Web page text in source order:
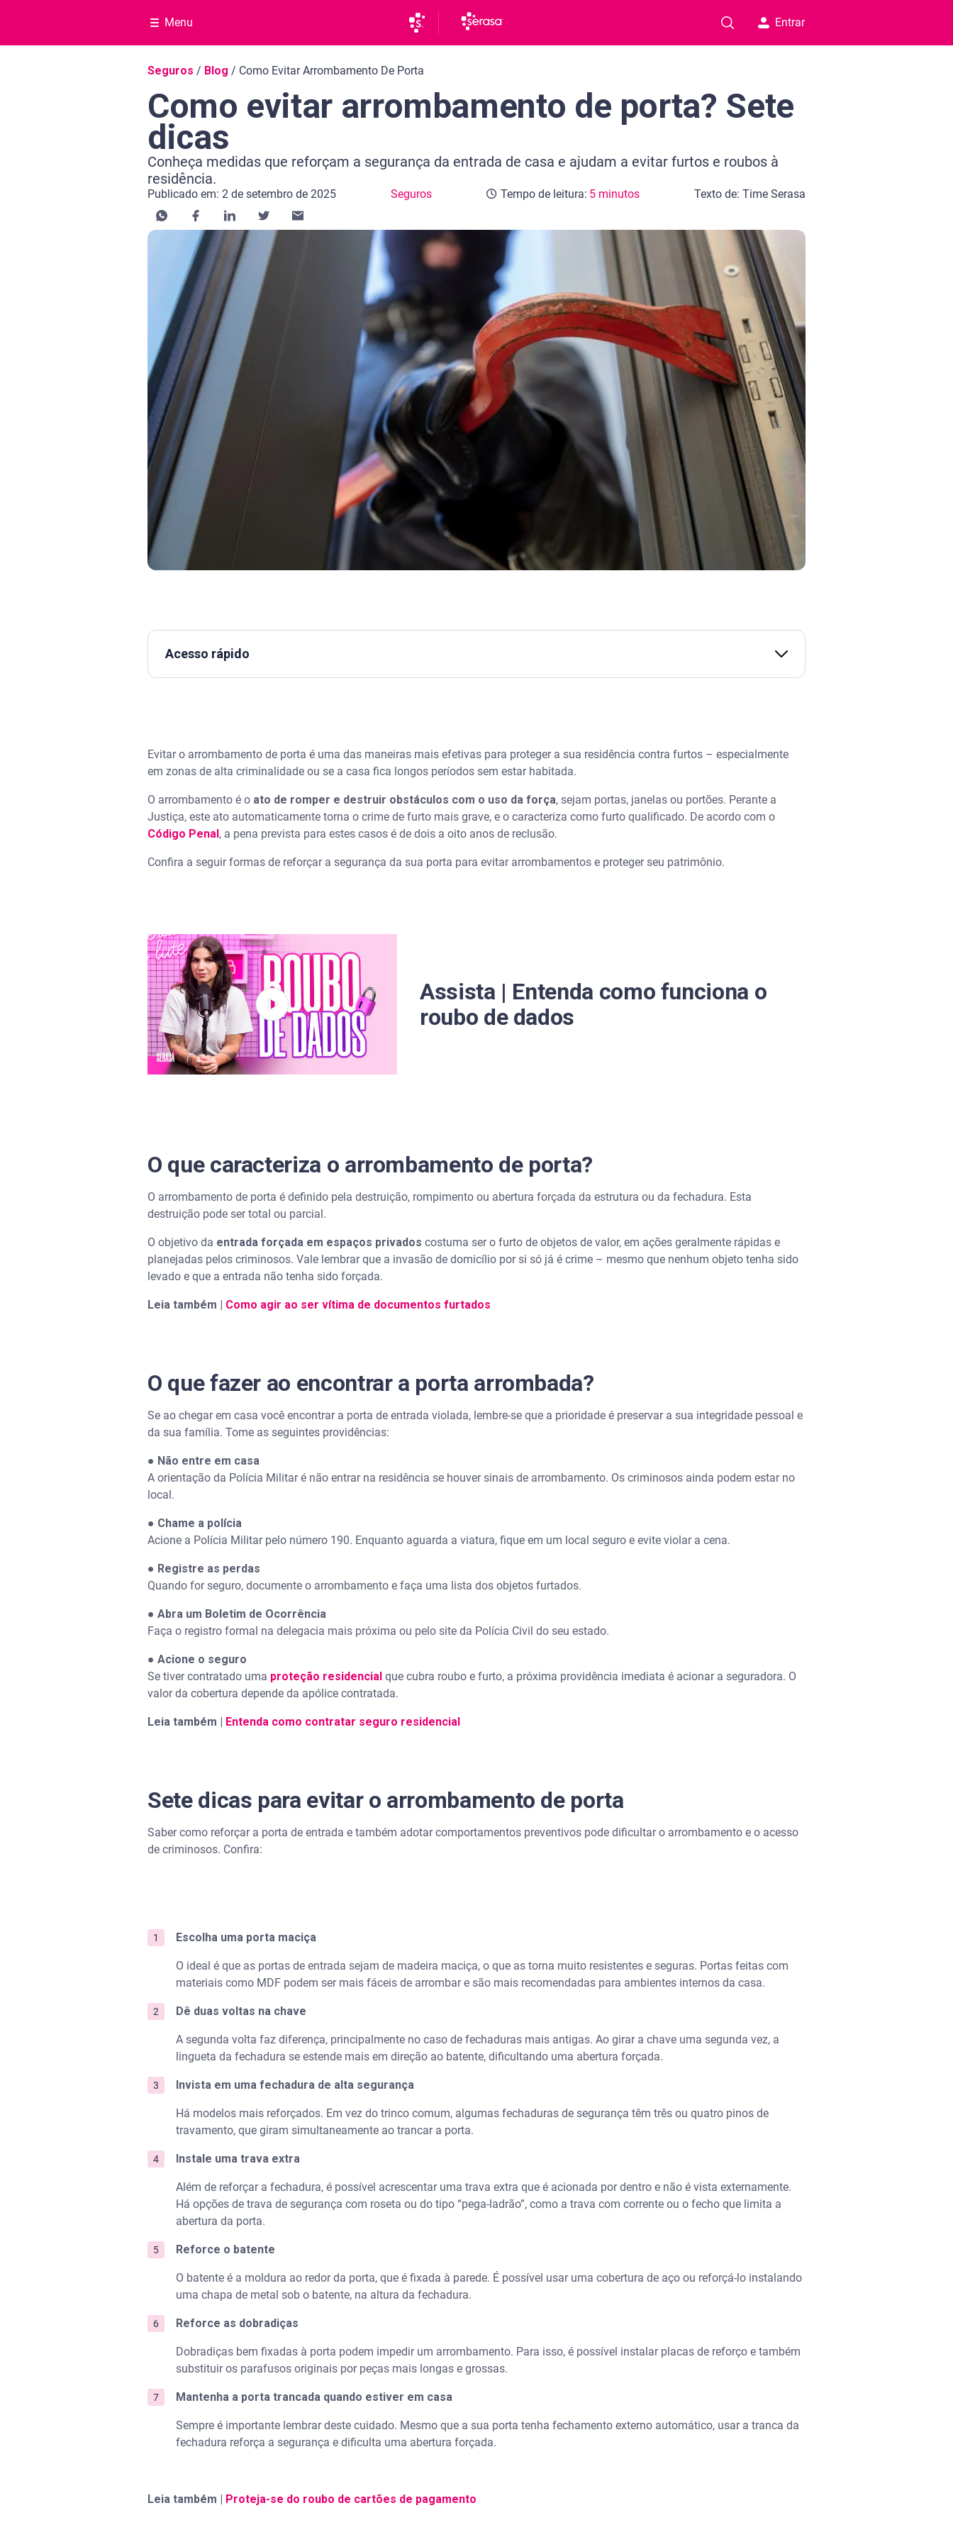
Menu Entrar
Navegação do blog
Seguros / Blog / Como Evitar Arrombamento De Porta
Como evitar arrombamento de porta? Sete
dicas
Conheça medidas que reforçam a segurança da entrada de casa e ajudam a evitar furtos e roubos à
residência.
Publicado em: 2 de setembro de 2025 Seguros
Categoria Seguros Tempo de leitura: 5 minutos
Tempo de leitura: 5 minutos Texto de: Time Serasa
Acesso rápido
O que fazer ao encontrar a porta arrombada?
Sete dicas para evitar o arrombamento de porta
Reforço para porta de madeira: quais as alternativas?
Problemas com a chave de casa? A assistência residencial oferecida pela Serasa te ajuda
Qual o tipo de chave mais seguro?
A porta que abre para fora é mais segura?
Como reforçar a segurança de uma porta de vidro?
Qual a porta mais segura do mundo?
Evitar o arrombamento de porta é uma das maneiras mais efetivas para proteger a sua residência contra furtos – especialmente
em zonas de alta criminalidade ou se a casa fica longos períodos sem estar habitada.
O arrombamento é o ato de romper e destruir obstáculos com o uso da força, sejam portas, janelas ou portões. Perante a
Justiça, este ato automaticamente torna o crime de furto mais grave, e o caracteriza como furto qualificado. De acordo com o
Código Penal, a pena prevista para estes casos é de dois a oito anos de reclusão.
Confira a seguir formas de reforçar a segurança da sua porta para evitar arrombamentos e proteger seu patrimônio.
Assista | Entenda como funciona o
roubo de dados
O que caracteriza o arrombamento de porta?
O arrombamento de porta é definido pela destruição, rompimento ou abertura forçada da estrutura ou da fechadura. Esta
destruição pode ser total ou parcial.
O objetivo da entrada forçada em espaços privados costuma ser o furto de objetos de valor, em ações geralmente rápidas e
planejadas pelos criminosos. Vale lembrar que a invasão de domicílio por si só já é crime – mesmo que nenhum objeto tenha sido
levado e que a entrada não tenha sido forçada.
Leia também | Como agir ao ser vítima de documentos furtados
O que fazer ao encontrar a porta arrombada?
Se ao chegar em casa você encontrar a porta de entrada violada, lembre-se que a prioridade é preservar a sua integridade pessoal e
da sua família. Tome as seguintes providências:
● Não entre em casa
A orientação da Polícia Militar é não entrar na residência se houver sinais de arrombamento. Os criminosos ainda podem estar no
local.
● Chame a polícia
Acione a Polícia Militar pelo número 190. Enquanto aguarda a viatura, fique em um local seguro e evite violar a cena.
● Registre as perdas
Quando for seguro, documente o arrombamento e faça uma lista dos objetos furtados.
● Abra um Boletim de Ocorrência
Faça o registro formal na delegacia mais próxima ou pelo site da Polícia Civil do seu estado.
● Acione o seguro
Se tiver contratado uma proteção residencial que cubra roubo e furto, a próxima providência imediata é acionar a seguradora. O
valor da cobertura depende da apólice contratada.
Leia também | Entenda como contratar seguro residencial
Sete dicas para evitar o arrombamento de porta
Saber como reforçar a porta de entrada e também adotar comportamentos preventivos pode dificultar o arrombamento e o acesso
de criminosos. Confira:
Escolha uma porta maciça
O ideal é que as portas de entrada sejam de madeira maciça, o que as torna muito resistentes e seguras. Portas feitas com
materiais como MDF podem ser mais fáceis de arrombar e são mais recomendadas para ambientes internos da casa.
Dê duas voltas na chave
A segunda volta faz diferença, principalmente no caso de fechaduras mais antigas. Ao girar a chave uma segunda vez, a
lingueta da fechadura se estende mais em direção ao batente, dificultando uma abertura forçada.
Invista em uma fechadura de alta segurança
Há modelos mais reforçados. Em vez do trinco comum, algumas fechaduras de segurança têm três ou quatro pinos de
travamento, que giram simultaneamente ao trancar a porta.
Instale uma trava extra
Além de reforçar a fechadura, é possível acrescentar uma trava extra que é acionada por dentro e não é vista externamente.
Há opções de trava de segurança com roseta ou do tipo “pega-ladrão”, como a trava com corrente ou o fecho que limita a
abertura da porta.
Reforce o batente
O batente é a moldura ao redor da porta, que é fixada à parede. É possível usar uma cobertura de aço ou reforçá-lo instalando
uma chapa de metal sob o batente, na altura da fechadura.
Reforce as dobradiças
Dobradiças bem fixadas à porta podem impedir um arrombamento. Para isso, é possível instalar placas de reforço e também
substituir os parafusos originais por peças mais longas e grossas.
Mantenha a porta trancada quando estiver em casa
Sempre é importante lembrar deste cuidado. Mesmo que a sua porta tenha fechamento externo automático, usar a tranca da
fechadura reforça a segurança e dificulta uma abertura forçada.
Leia também | Proteja-se do roubo de cartões de pagamento